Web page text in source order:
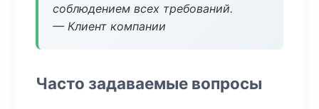
соблюдением всех требований.
— Клиент компании
Часто задаваемые вопросы